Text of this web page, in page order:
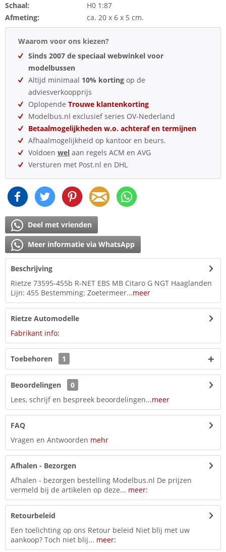
Schaal:
H0 1:87
Afmeting:
ca. 20 x 6 x 5 cm.
Waarom voor ons kiezen?
Sinds 2007 de speciaal webwinkel voor
modelbussen
Altijd minimaal 10% korting op de
adviesverkoopprijs
Oplopende Trouwe klantenkorting
Modelbus.nl exclusief series OV-Nederland
Betaalmogelijkheden w.o. achteraf en termijnen
Afhaalmogelijkheid op kantoor en beurs.
Voldoen wel aan regels ACM en AVG
Versturen met Post.nl en DHL
Deel met vrienden
Meer informatie via WhatsApp
Beschrijving
Rietze 73595-455b R-NET EBS MB Citaro G NGT Haaglanden
Lijn: 455 Bestemming: Zoetermeer...meer
Rietze Automodelle
Fabrikant info:
Toebehoren 1
Beoordelingen
0
Lees, schrijf en bespreek beoordelingen...meer
FAQ
Vragen en Antwoorden mehr
Afhalen - Bezorgen
Afhalen - bezorgen bestelling Modelbus.nl De prijzen
vermeld bij de artikelen op deze... meer:
Retourbeleid
Een toelichting op ons Retour beleid Niet blij met uw
aankoop? Toch niet blij... meer: